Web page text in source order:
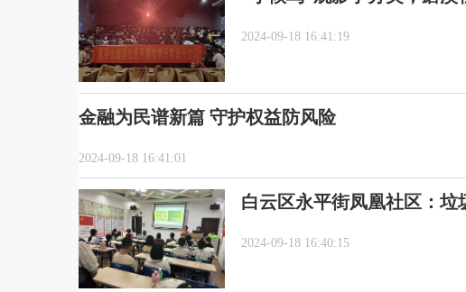
2024-09-18 16:41:19
金融为民谱新篇 守护权益防风险
2024-09-18 16:41:01
白云区永平街凤凰社区：垃
2024-09-18 16:40:15